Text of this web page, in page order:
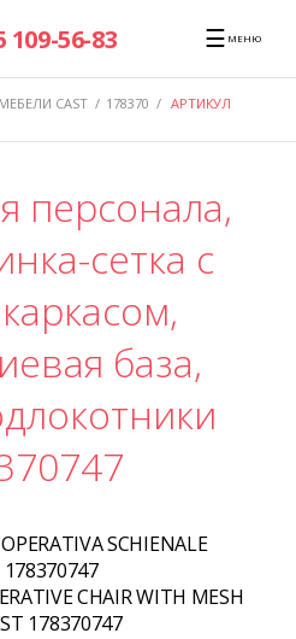
109-56-83 ☰ МЕНЮ
CAST / 178370 / АРТИКУЛ
персонала,
сетка с
база,
OPERATIVA SCHIENALE
178370747
CHAIR WITH MESH
178370747